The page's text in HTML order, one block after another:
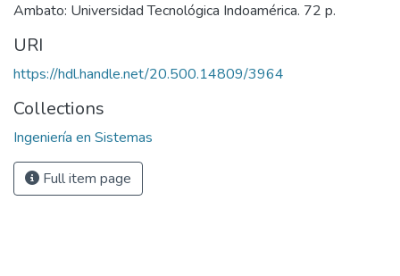
Ambato: Universidad Tecnológica Indoamérica. 72 p.
URI
https://hdl.handle.net/20.500.14809/3964
Collections
Ingeniería en Sistemas
Full item page